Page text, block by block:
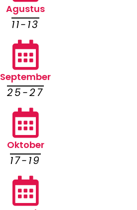
Agustus
11-13
September
25-27
Oktober
17-19